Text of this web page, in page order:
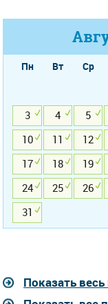
Пн Вт Ср
3
4 5
10
11 12
17
18 19
24
25 26
31
Показать